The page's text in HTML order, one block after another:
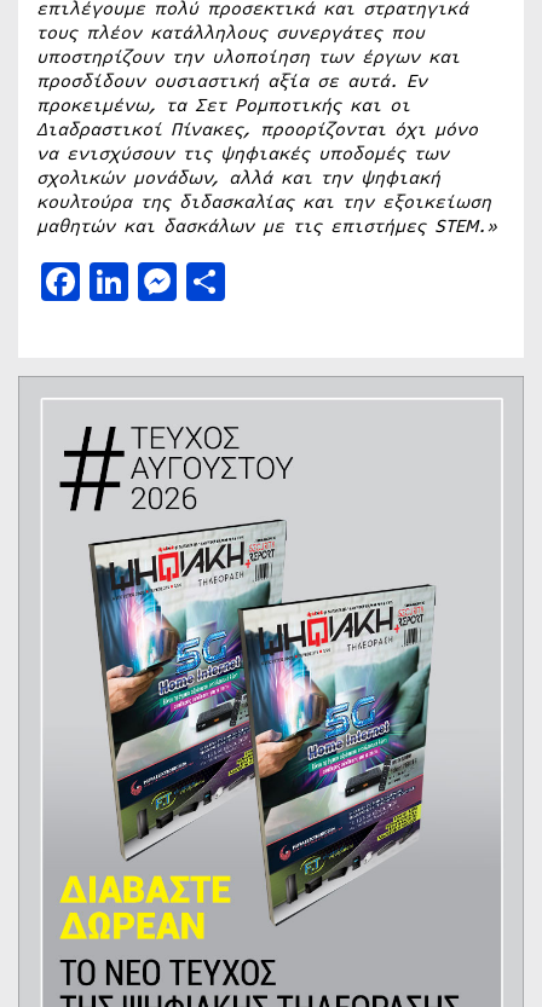
επιλέγουμε πολύ προσεκτικά και στρατηγικά
τους πλέον κατάλληλους συνεργάτες που
υποστηρίζουν την υλοποίηση των έργων και
προσδίδουν ουσιαστική αξία σε αυτά. Εν
προκειμένω, τα Σετ Ρομποτικής και οι
Διαδραστικοί Πίνακες, προορίζονται όχι μόνο
να ενισχύσουν τις ψηφιακές υποδομές των
σχολικών μονάδων, αλλά και την ψηφιακή
κουλτούρα της διδασκαλίας και την εξοικείωση
μαθητών και δασκάλων με τις επιστήμες STEM.»
Facebook
LinkedIn
Messenger